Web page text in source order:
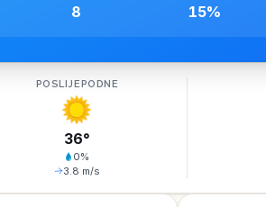
8 15%
POSLIJEPODNE
36°
0%
3.8 m/s